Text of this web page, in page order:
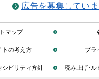
広告を募集してい
マップ
トの考え方 プラ
シビリティ方針 読み上げ･ル